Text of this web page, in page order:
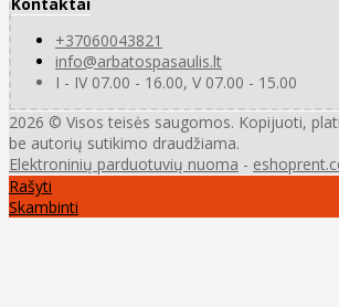
+37060043821
info@arbatospasaulis.lt
I - IV 07.00 - 16.00, V 07.00 - 15.00
2026 © Visos teisės saugomos. Kopijuoti,
be autorių sutikimo draudžiama.
Elektroninių parduotuvių nuoma -
Rašyti
Skambinti